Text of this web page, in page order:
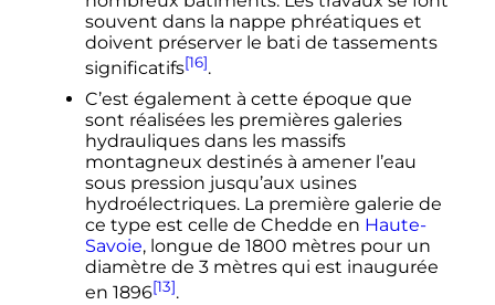
souvent dans la nappe phréatiques et
doivent préserver le bati de tassements
significatifs[16].
C’est également à cette époque que
sont réalisées les premières galeries
hydrauliques dans les massifs
montagneux destinés à amener l’eau
sous pression jusqu’aux usines
hydroélectriques. La première galerie de
ce type est celle de Chedde en Haute-
Savoie, longue de 1800 mètres pour un
diamètre de 3 mètres qui est inaugurée
en 1896[13].